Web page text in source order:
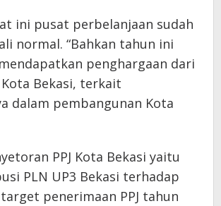
ini pusat perbelanjaan sudah
normal. “Bahkan tahun ini
penghargaan dari
Bekasi, terkait
dalam pembangunan Kota
PPJ Kota Bekasi yaitu
PLN UP3 Bekasi terhadap
penerimaan PPJ tahun